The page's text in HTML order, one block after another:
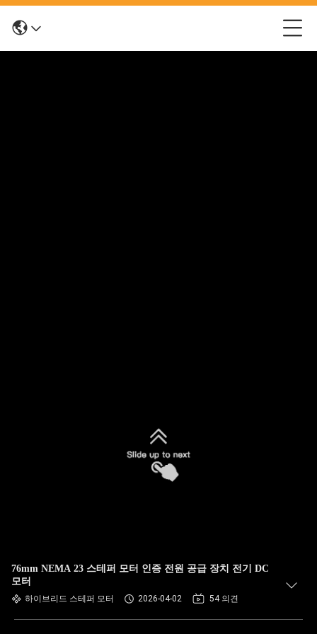
76mm NEMA 23 스테퍼 모터 인증 전원 공급 장치 전기 DC
모터
하이브리드 스테퍼 모터 2026-04-02 54 의견